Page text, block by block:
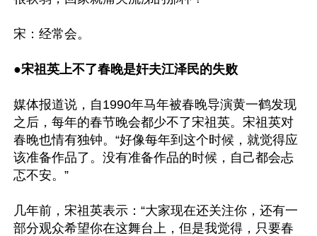
●宋祖英上不了春晚是奸夫江泽民的失败
媒体报道说，自1990年马年被春晚导演黄一鹤发现
之后，每年的春节晚会都少不了宋祖英。宋祖英对
春晚也情有独钟。“好像每年到这个时候，就觉得应
该准备作品了。没有准备作品的时候，自己都会忐
忑不安。”
几年前，宋祖英表示：“大家现在还关注你，还有一
部分观众希望你在这舞台上，但是我觉得，只要春